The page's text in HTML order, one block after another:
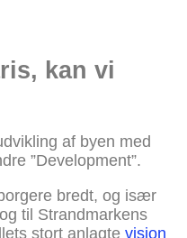
kan vi
af byen med
”Development”.
bredt, og især
til Strandmarkens
stort anlagte vision